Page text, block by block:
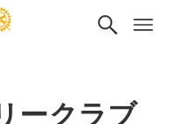
ークラブ